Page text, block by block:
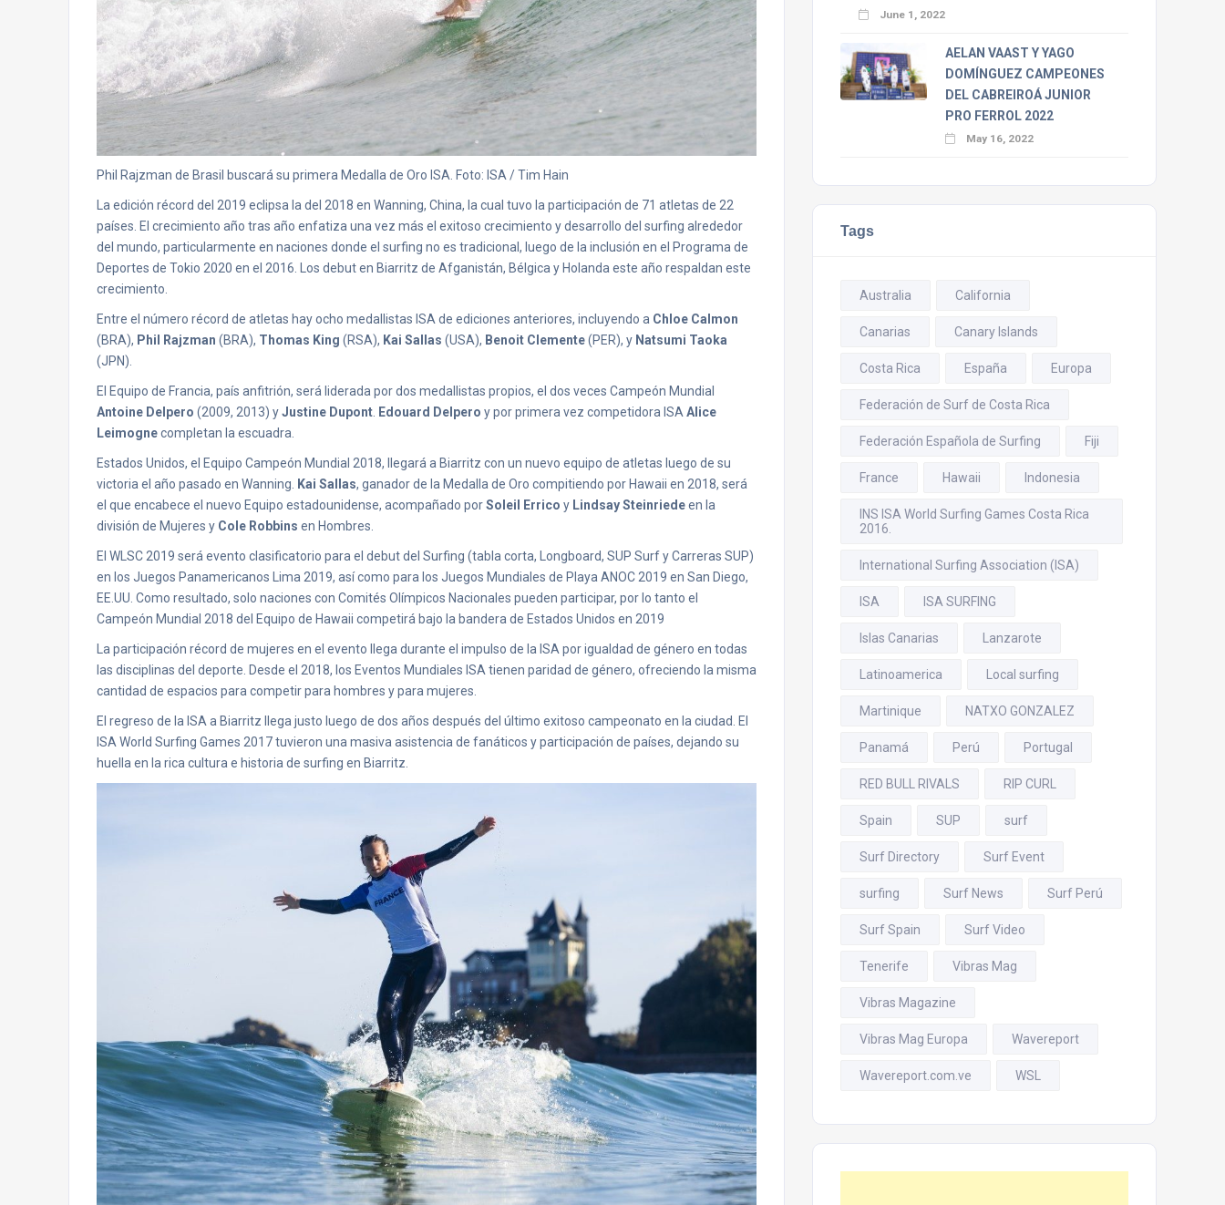
Phil Rajzman de Brasil buscará su primera Medalla de Oro ISA. Foto: ISA / Tim Hain
La edición récord del 2019 eclipsa la del 2018 en Wanning, China, la cual tuvo la participación de 71 atletas de 22
países. El crecimiento año tras año enfatiza una vez más el exitoso crecimiento y desarrollo del surfing alrededor
del mundo, particularmente en naciones donde el surfing no es tradicional, luego de la inclusión en el Programa de
Deportes de Tokio 2020 en el 2016. Los debut en Biarritz de Afganistán, Bélgica y Holanda este año respaldan este
crecimiento.
Entre el número récord de atletas hay ocho medallistas ISA de ediciones anteriores, incluyendo a Chloe Calmon
(BRA), Phil Rajzman (BRA), Thomas King (RSA), Kai Sallas (USA), Benoit Clemente(PER), y Natsumi Taoka
(JPN).
El Equipo de Francia, país anfitrión, será liderada por dos medallistas propios, el dos veces Campeón Mundial
Antoine Delpero (2009, 2013) yJustine Dupont Edouard Delpero y por primera vez competidora ISA Alice
Leimognecompletan la escuadra.
Estados Unidos, el Equipo Campeón Mundial 2018, llegará a Biarritz con un nuevo equipo de atletas luego de su
victoria el año pasado en Wanning.
Kai Sallas, ganador de la Medalla de Oro compitiendo por Hawaii en 2018, será
el que encabece el nuevo Equipo estadounidense, acompañado porSoleil Errico y Lindsay Steinriedeen la
división de Mujeres y Cole Robbins en Hombres.
El WLSC 2019 será evento clasificatorio para el debut del Surfing (tabla corta, Longboard, SUP Surf y Carreras SUP)
en los Juegos Panamericanos Lima 2019, así como para los Juegos Mundiales de Playa ANOC 2019 en San Diego,
EE.UU. Como resultado, solo naciones con Comités Olímpicos Nacionales pueden participar, por lo tanto el
Campeón Mundial 2018 del Equipo de Hawaii competirá bajo la bandera de Estados Unidos en 2019
La participación récord de mujeres en el evento llega durante el impulso de la ISA por igualdad de género en todas
las disciplinas del deporte. Desde el 2018, los Eventos Mundiales ISA tienen paridad de género, ofreciendo la misma
cantidad de espacios para competir para hombres y para mujeres.
El regreso de la ISA a Biarritz llega justo luego de dos años después del último exitoso campeonato en la ciudad. El
ISA World Surfing Games 2017 tuvieron una masiva asistencia de fanáticos y participación de países, dejando su
huella en la rica cultura e historia de surfing en Biarritz.
June 1, 2022
AELAN VAAST Y YAGO
DOMÍNGUEZ CAMPEONES
DEL CABREIROÁ JUNIOR
PRO FERROL 2022
May 16, 2022
Tags
Australia California
Canarias Canary Islands
Costa Rica España Europa
Federación de Surf de Costa Rica
Federación Española de Surfing Fiji
France Hawaii Indonesia
INS ISA World Surfing Games Costa Rica
2016.
International Surfing Association (ISA)
ISA ISA SURFING
Islas Canarias Lanzarote
Latinoamerica Local surfing
Martinique NATXO GONZALEZ
Panamá Perú Portugal
RED BULL RIVALS RIP CURL
Spain SUP surf
Surf Directory Surf Event
surfing Surf News Surf Perú
Surf Spain Surf Video
Tenerife Vibras Mag
Vibras Magazine
Vibras Mag Europa Wavereport
Wavereport.com.ve WSL